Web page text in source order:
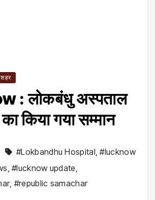
: लोकबंधु अस्पताल
किया गया सम्मान
#Lokbandhu Hospital ,#lucknow
,#lucknow update
, #republic samachar